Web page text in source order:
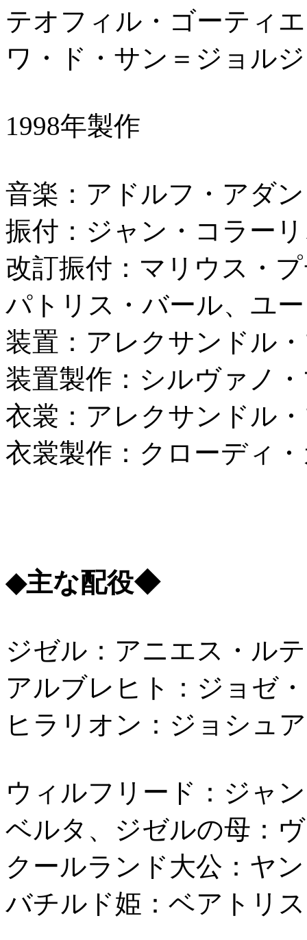
テオフィル・ゴーティ
ワ・ド・サン＝ジョル
1998年製作
音楽：アドルフ・アダン
振付：ジャン・コラー
改訂振付：マリウス・
パトリス・バール、ユ
装置：アレクサンドル
装置製作：シルヴァノ
衣裳：アレクサンドル
衣裳製作：クローディ
◆主な配役◆
ジゼル：アニエス・ル
アルブレヒト：ジョゼ
ヒラリオン：ジョシュ
ウィルフリード：ジャ
ベルタ、ジゼルの母：
クールランド大公：ヤ
バチルド姫：ベアトリ